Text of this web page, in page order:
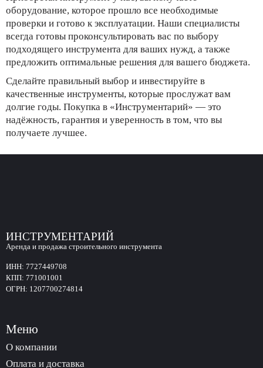
оборудование, которое прошло все необходимые
проверки и готово к эксплуатации. Наши специалисты
всегда готовы проконсультировать вас по выбору
подходящего инструмента для ваших нужд, а также
предложить оптимальные решения для вашего бюджета.
Сделайте правильный выбор и инвестируйте в
качественные инструменты, которые прослужат вам
долгие годы. Покупка в «Инструментарий» — это
надёжность, гарантия и уверенность в том, что вы
получаете лучшее.
ИНСТРУМЕНТАРИЙ
Аренда и продажа строительного инструмента
ИНН: 7727449708
КПП: 771001001
ОГРН: 1207700274814
Меню
О компании
Оплата и доставка